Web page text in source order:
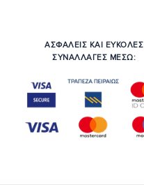
ΑΣΦΑΛΕΙΣ ΚΑΙ ΕΥΚΟΛΕΣ
ΣΥΝΑΛΛΑΓΕΣ ΜΕΣΩ: